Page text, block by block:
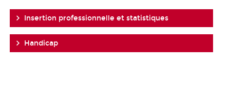
Insertion professionnelle et statistiques
Handicap